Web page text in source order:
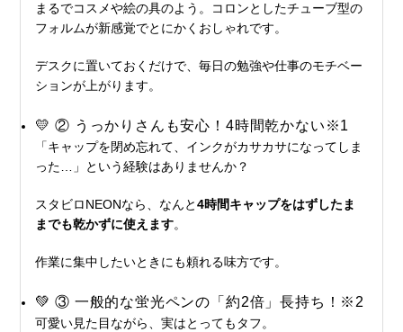
まるでコスメや絵の具のよう。コロンとしたチューブ型の
フォルムが新感覚でとにかくおしゃれです。
デスクに置いておくだけで、毎日の勉強や仕事のモチベー
ションが上がります。
💛 ② うっかりさんも安心！4時間乾かない※1
「キャップを閉め忘れて、インクがカサカサになってしま
った…」という経験はありませんか？
スタビロNEONなら、なんと4時間キャップをはずしたま
までも乾かずに使えます。
作業に集中したいときにも頼れる味方です。
💚 ③ 一般的な蛍光ペンの「約2倍」長持ち！※2
可愛い見た目ながら、実はとってもタフ。